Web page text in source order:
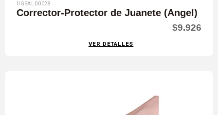
UGSAL00028
Corrector-Protector de Juanete (Angel)
$9.926
VER DETALLES